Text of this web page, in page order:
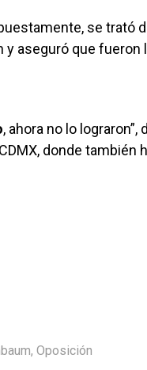
se trató
y aseguró que
, ahora no lo
donde también
, Oposición